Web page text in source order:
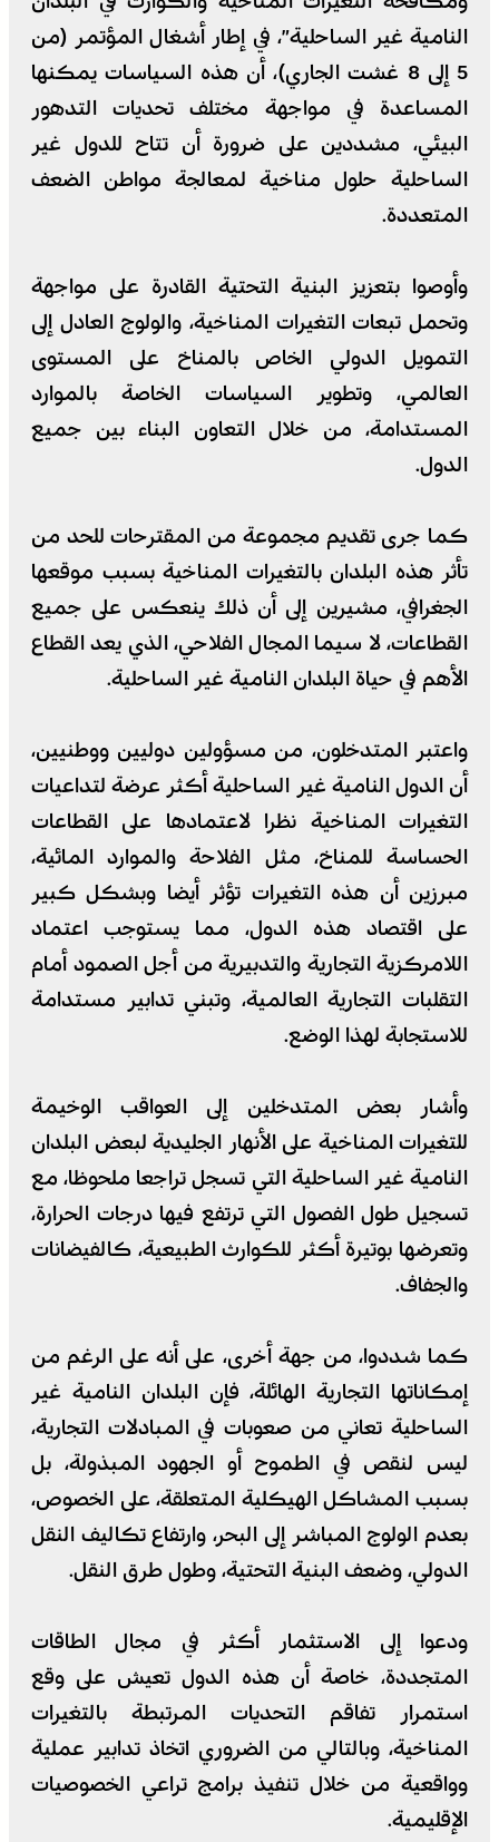
النامية غير الساحلية”، في إطار أشغال المؤتمر (من
5 إلى 8 غشت الجاري)، أن هذه السياسات يمكنها
المساعدة في مواجهة مختلف تحديات التدهور
البيئي، مشددين على ضرورة أن تتاح للدول غير
الساحلية حلول مناخية لمعالجة مواطن الضعف
المتعددة.
وأوصوا بتعزيز البنية التحتية القادرة على مواجهة
وتحمل تبعات التغيرات المناخية، والولوج العادل إلى
التمويل الدولي الخاص بالمناخ على المستوى
العالمي، وتطوير السياسات الخاصة بالموارد
المستدامة، من خلال التعاون البناء بين جميع
الدول.
كما جرى تقديم مجموعة من المقترحات للحد من
تأثر هذه البلدان بالتغيرات المناخية بسبب موقعها
الجغرافي، مشيرين إلى أن ذلك ينعكس على جميع
القطاعات، لا سيما المجال الفلاحي، الذي يعد القطاع
الأهم في حياة البلدان النامية غير الساحلية.
واعتبر المتدخلون، من مسؤولين دوليين ووطنيين،
أن الدول النامية غير الساحلية أكثر عرضة لتداعيات
التغيرات المناخية نظرا لاعتمادها على القطاعات
الحساسة للمناخ، مثل الفلاحة والموارد المائية،
مبرزين أن هذه التغيرات تؤثر أيضا وبشكل كبير
على اقتصاد هذه الدول، مما يستوجب اعتماد
اللامركزية التجارية والتدبيرية من أجل الصمود أمام
التقلبات التجارية العالمية، وتبني تدابير مستدامة
للاستجابة لهذا الوضع.
وأشار بعض المتدخلين إلى العواقب الوخيمة
للتغيرات المناخية على الأنهار الجليدية لبعض البلدان
النامية غير الساحلية التي تسجل تراجعا ملحوظا، مع
تسجيل طول الفصول التي ترتفع فيها درجات الحرارة،
وتعرضها بوتيرة أكثر للكوارث الطبيعية، كالفيضانات
والجفاف.
كما شددوا، من جهة أخرى، على أنه على الرغم من
إمكاناتها التجارية الهائلة، فإن البلدان النامية غير
الساحلية تعاني من صعوبات في المبادلات التجارية،
ليس لنقص في الطموح أو الجهود المبذولة، بل
بسبب المشاكل الهيكلية المتعلقة، على الخصوص،
بعدم الولوج المباشر إلى البحر، وارتفاع تكاليف النقل
الدولي، وضعف البنية التحتية، وطول طرق النقل.
ودعوا إلى الاستثمار أكثر في مجال الطاقات
المتجددة، خاصة أن هذه الدول تعيش على وقع
استمرار تفاقم التحديات المرتبطة بالتغيرات
المناخية، وبالتالي من الضروري اتخاذ تدابير عملية
وواقعية من خلال تنفيذ برامج تراعي الخصوصيات
الإقليمية.